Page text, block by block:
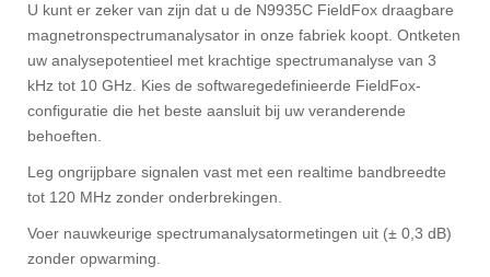
U kunt er zeker van zijn dat u de N9935C FieldFox draagbare
magnetronspectrumanalysator in onze fabriek koopt. Ontketen
uw analysepotentieel met krachtige spectrumanalyse van 3
kHz tot 10 GHz. Kies de softwaregedefinieerde FieldFox-
configuratie die het beste aansluit bij uw veranderende
behoeften.
Leg ongrijpbare signalen vast met een realtime bandbreedte
tot 120 MHz zonder onderbrekingen.
Voer nauwkeurige spectrumanalysatormetingen uit (± 0,3 dB)
zonder opwarming.